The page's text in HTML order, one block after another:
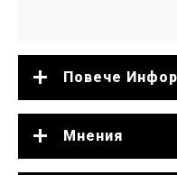
Повече
Мнения